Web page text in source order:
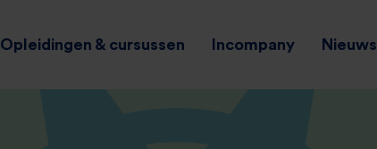
Opleidingen & cursussen Incompany